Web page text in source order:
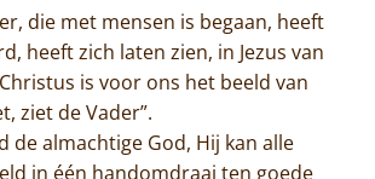
Trappisten
De abdij
Actueel
die met mensen is begaan, heeft
heeft zich laten zien, in Jezus van
is voor ons het beeld van
ziet de Vader”.
de almachtige God, Hij kan alle
in één handomdraai ten goede